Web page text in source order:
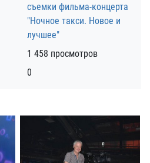
съемки фильма-концерта
"Ночное такси. Новое и
лучшее"
1 458 просмотров
0